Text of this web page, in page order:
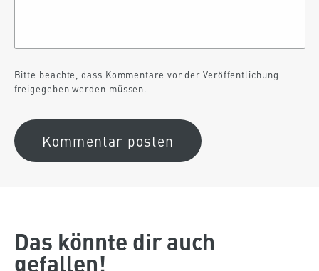
Bitte beachte, dass Kommentare vor der Veröffentlichung
freigegeben werden müssen.
Das könnte dir auch
gefallen!